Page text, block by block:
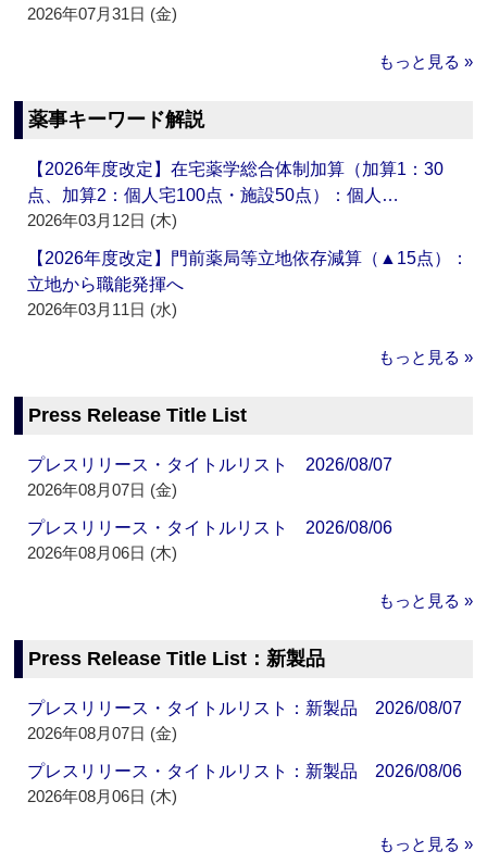
2026年07月31日 (金)
もっと見る »
薬事キーワード解説
【2026年度改定】在宅薬学総合体制加算（加算1：30
点、加算2：個人宅100点・施設50点）：個人…
2026年03月12日 (木)
【2026年度改定】門前薬局等立地依存減算（▲15点）：
立地から職能発揮へ
2026年03月11日 (水)
もっと見る »
Press Release Title List
プレスリリース・タイトルリスト 2026/08/07
2026年08月07日 (金)
プレスリリース・タイトルリスト 2026/08/06
2026年08月06日 (木)
もっと見る »
Press Release Title List：新製品
プレスリリース・タイトルリスト：新製品 2026/08/07
2026年08月07日 (金)
プレスリリース・タイトルリスト：新製品 2026/08/06
2026年08月06日 (木)
もっと見る »